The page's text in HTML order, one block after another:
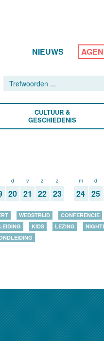
NIEUWS
CULTUUR &
GESCHIEDENIS
d
20
v
21
z
22
z
23
m
24
d
25
WEDSTRIJD CONFERENCIE
KIDS LEZING